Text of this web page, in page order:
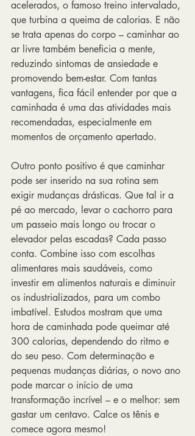
acelerados, o famoso treino intervalado,
que turbina a queima de calorias. E não
se trata apenas do corpo – caminhar ao
ar livre também beneficia a mente,
reduzindo sintomas de ansiedade e
promovendo bem-estar. Com tantas
vantagens, fica fácil entender por que a
caminhada é uma das atividades mais
recomendadas, especialmente em
momentos de orçamento apertado.
Outro ponto positivo é que caminhar
pode ser inserido na sua rotina sem
exigir mudanças drásticas. Que tal ir a
pé ao mercado, levar o cachorro para
um passeio mais longo ou trocar o
elevador pelas escadas? Cada passo
conta. Combine isso com escolhas
alimentares mais saudáveis, como
investir em alimentos naturais e diminuir
os industrializados, para um combo
imbatível. Estudos mostram que uma
hora de caminhada pode queimar até
300 calorias, dependendo do ritmo e
do seu peso. Com determinação e
pequenas mudanças diárias, o novo ano
pode marcar o início de uma
transformação incrível – e o melhor: sem
gastar um centavo. Calce os tênis e
comece agora mesmo!